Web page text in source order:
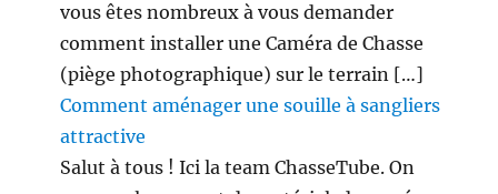
vous êtes nombreux à vous demander
comment installer une Caméra de Chasse
(piège photographique) sur le terrain […]
Comment aménager une souille à sangliers
attractive
Salut à tous ! Ici la team ChasseTube. On